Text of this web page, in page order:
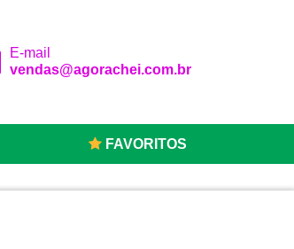
E-mail
vendas@agorachei.com.br
FAVORITOS